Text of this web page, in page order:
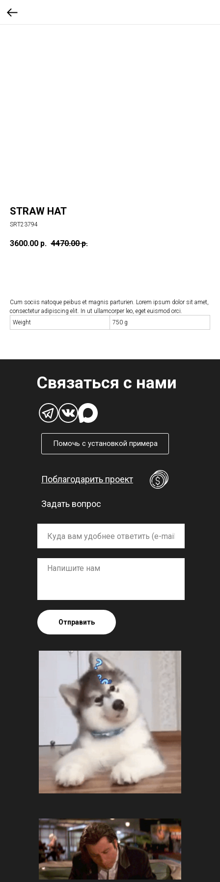
STRAW HAT
SRT23794
3600.00 р. 4470.00 р.
Cum sociis natoque peibus et magnis parturien. Lorem ipsum dolor sit amet,
consectetur adipiscing elit. In ut ullamcorper leo, eget euismod orci.
Weight
750 g
Связаться с нами
Отправить
Поблагодарить проект
Задать вопрос
Помочь с установкой примера